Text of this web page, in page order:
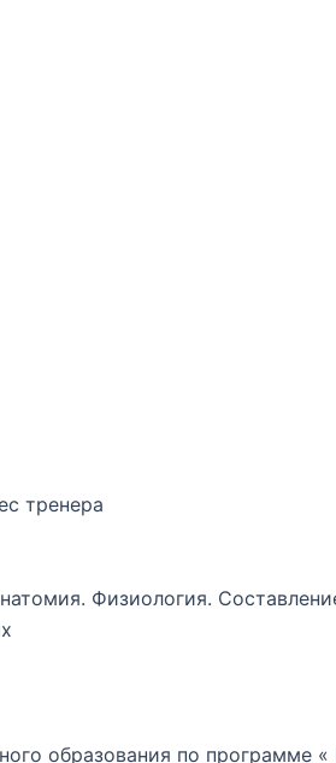
тренера
Физиология.
образования по